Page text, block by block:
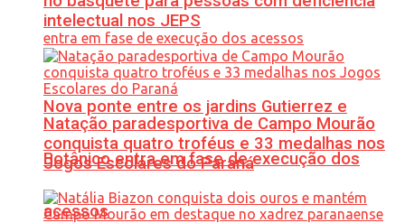
Nova ponte entre os jardins Gutierrez e
Botânico entra em fase de execução dos
acessos
intelectual nos JEPS
Natação paradesportiva de Campo Mourão
conquista quatro troféus e 33 medalhas nos
Jogos Escolares do Paraná